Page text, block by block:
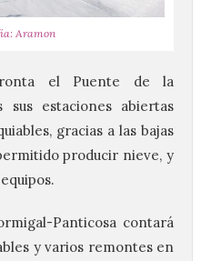
Aramon
el Puente de la
sus estaciones abiertas
gracias a las bajas
producir nieve, y
Panticosa contará
y varios remontes en